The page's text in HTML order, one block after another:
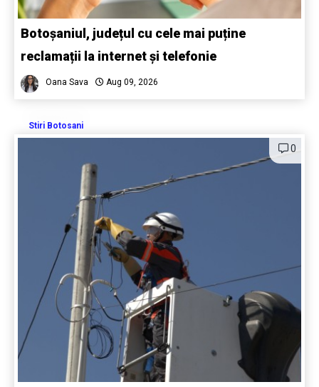
Botoșaniul, județul cu cele mai puține
reclamații la internet și telefonie
Oana Sava Aug 09, 2026
Stiri Botosani
0